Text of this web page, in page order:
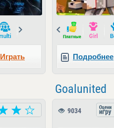
Играть
Prev
Подробнее
Goalunited
9034